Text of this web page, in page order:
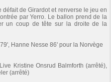
de Girardot et renverse le jeu en
par Yerro. Le ballon prend de la
un coup de tête sur la droite de la
Hanne Nesse 86' pour la Norvège
Kristine Onsrud Balmforth (arrêté),
(arrêté)